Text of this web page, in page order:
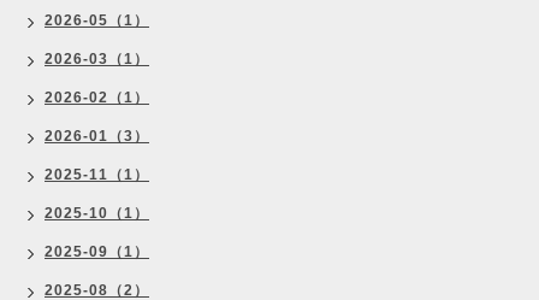
2026-05（1）
2026-03（1）
2026-02（1）
2026-01（3）
2025-11（1）
2025-10（1）
2025-09（1）
2025-08（2）